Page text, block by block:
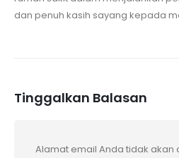
dan penuh kasih sayang kepada
Tinggalkan Balasan
Alamat email Anda tidak akan